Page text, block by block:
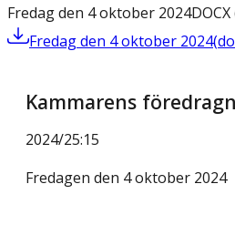
Fredag den 4 oktober 2024DOCX
Fredag den 4 oktober 2024(
Kammarens
2024/25:15
Fredagen den 4 oktober 2024